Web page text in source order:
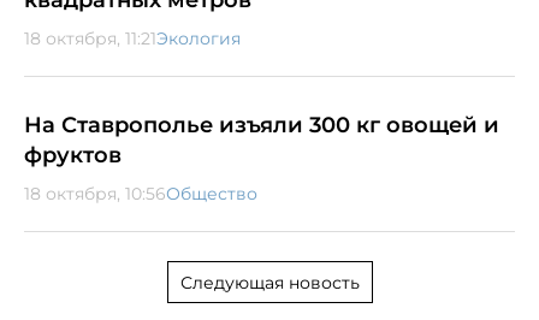
18 октября, 11:21Экология
На Ставрополье изъяли 300 кг овощей и
фруктов
18 октября, 10:56Общество
Следующая новость